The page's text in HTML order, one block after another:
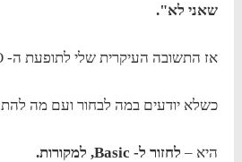
שאני לא".
אז התשובה העיקרית שלי לתופעת ה- FOMO,
כשלא יודעים במה לבחור ועם מה
היא – לחזור ל- Basic, למקורות.